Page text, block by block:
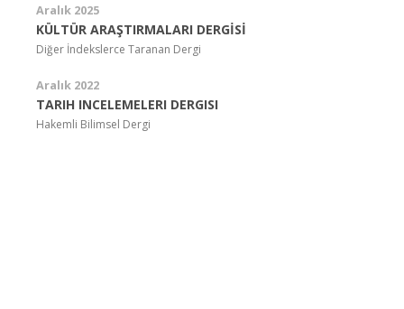
Aralık 2025
KÜLTÜR ARAŞTIRMALARI DERGİSİ
Diğer İndekslerce Taranan Dergi
Aralık 2022
TARIH INCELEMELERI DERGISI
Hakemli Bilimsel Dergi